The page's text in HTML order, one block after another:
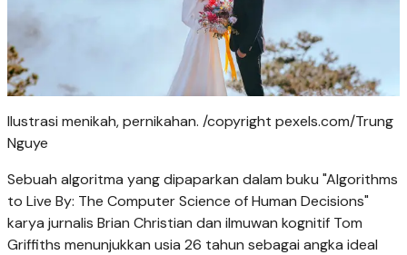
Ilustrasi menikah, pernikahan. /copyright pexels.com/Trung
Nguye
Sebuah algoritma yang dipaparkan dalam buku "Algorithms
to Live By: The Computer Science of Human Decisions"
karya jurnalis Brian Christian dan ilmuwan kognitif Tom
Griffiths menunjukkan usia 26 tahun sebagai angka ideal